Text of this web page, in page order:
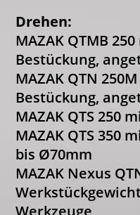
Drehen:
MAZAK QTMB
Bestückung,
MAZAK QTN
Bestückung,
MAZAK QTS 250
MAZAK QTS 350
bis Ø70mm
MAZAK Nexus
Werkzeuge